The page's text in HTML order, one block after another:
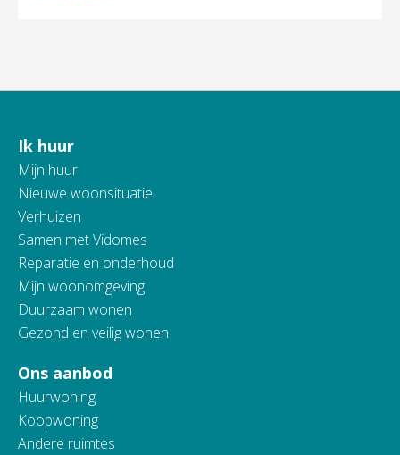
Contactinformatie
Ik huur
Mijn huur
Nieuwe woonsituatie
Verhuizen
Samen met Vidomes
Reparatie en onderhoud
Mijn woonomgeving
Duurzaam wonen
Gezond en veilig wonen
Ons aanbod
Huurwoning
Koopwoning
Andere ruimtes